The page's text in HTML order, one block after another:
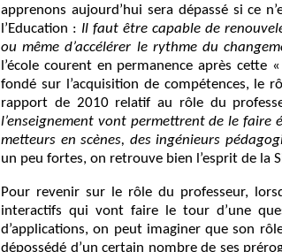
apprenons aujourd’hui sera dépassé si ce
l’Education : Il faut être capable de
ou même d’accélérer le rythme du
l’école courent en permanence après
fondé sur l’acquisition de compétences, le
rapport de 2010 relatif au rôle du
l’enseignement vont permettrent de le
metteurs en scènes, des ingénieurs
un peu fortes, on retrouve bien l’esprit de la
Pour revenir sur le rôle du professeur,
interactifs qui vont faire le tour d’une
d’applications, on peut imaginer que son
dépossédé d’un certain nombre de ses